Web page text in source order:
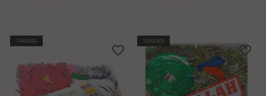
TÜKENDİ
favorite_border
TÜKENDİ
favorite_border